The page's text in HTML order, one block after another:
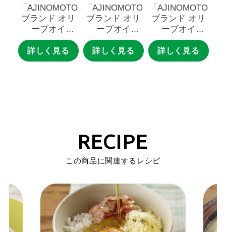
「AJINOMOTO
ブランド オリ
ーブオイ
ル」２００ｇ
瓶
詳しく見る
「AJINOMOTO
ブランド オリ
ーブオイ
ル」４００ｇ
瓶
詳しく見る
「AJINOMOTO
ブランド オリ
ーブオイ
ル」３００ｇ
スマートグリー
ンパック
詳しく見る
RECIPE
この商品に関連するレシピ